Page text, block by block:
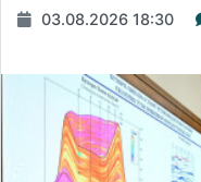
03.08.2026 18:30